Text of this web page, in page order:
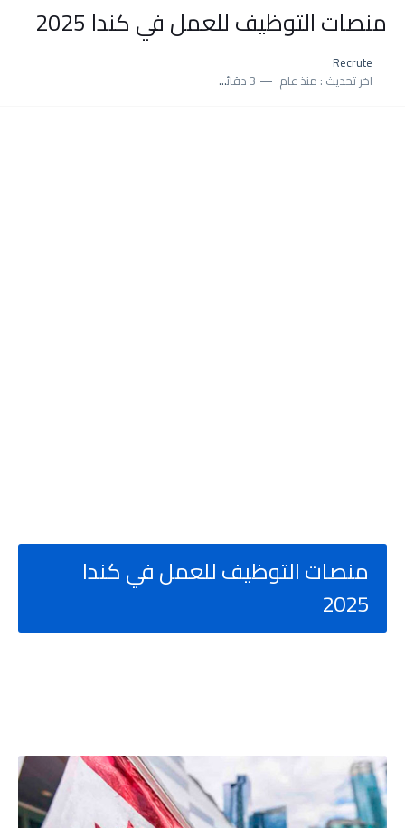
منصات التوظيف للعمل في كندا 2025
Recrute
اخر تحديث : منذ عام 3 دقائق للقراءة
منصات التوظيف للعمل في كندا
2025